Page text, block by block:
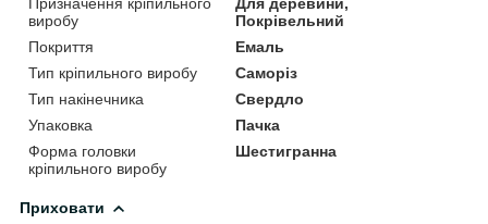
виробу
Покрівельний
Покриття
Емаль
Тип кріпильного виробу
Саморіз
Тип накінечника
Свердло
Упаковка
Пачка
Форма головки
кріпильного виробу
Шестигранна
Приховати